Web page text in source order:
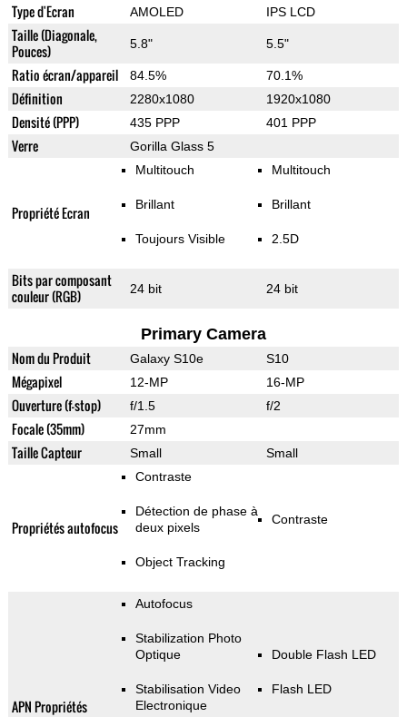
Type d'Ecran AMOLED IPS LCD
Taille (Diagonale,
Pouces)
5.8" 5.5"
Ratio écran/appareil 84.5% 70.1%
Définition 2280x1080 1920x1080
Densité (PPP) 435 PPP 401 PPP
Verre Gorilla Glass 5
Propriété Ecran
Multitouch
Brillant
Toujours Visible
Multitouch
Brillant
2.5D
Bits par composant
couleur (RGB)
24 bit 24 bit
Primary Camera
Nom du Produit Galaxy S10e S10
Mégapixel 12-MP 16-MP
Ouverture (f-stop) f/1.5 f/2
Focale (35mm) 27mm
Taille Capteur Small Small
Propriétés autofocus
Contraste
Détection de phase à
deux pixels
Object Tracking
Contraste
APN Propriétés
Autofocus
Stabilization Photo
Optique
Stabilisation Video
Electronique
Double Flash LED
Flash LED